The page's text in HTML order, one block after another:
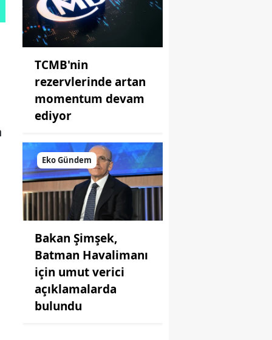
TCMB'nin
rezervlerinde artan
momentum devam
ediyor
Eko Gündem
Bakan Şimşek,
Batman Havalimanı
için umut verici
açıklamalarda
bulundu